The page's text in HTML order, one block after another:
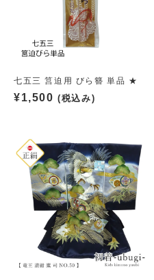
七五三 筥迫用 びら簪 単品 ★
¥1,500 (税込み)